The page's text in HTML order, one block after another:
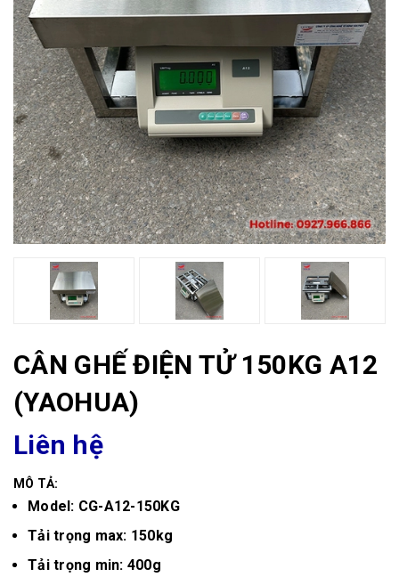
CÂN GHẾ ĐIỆN TỬ 150KG A12
(YAOHUA)
Liên hệ
MÔ TẢ:
Model: CG-A12-150KG
Tải trọng max: 150kg
Tải trọng min: 400g